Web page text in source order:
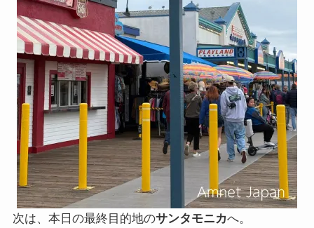
次は、本日の最終目的地のサンタモニカへ。